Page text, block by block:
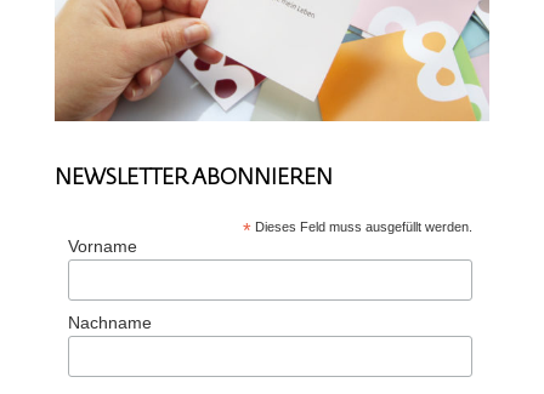
NEWSLETTER ABONNIEREN
* Dieses Feld muss ausgefüllt werden.
Vorname
Nachname